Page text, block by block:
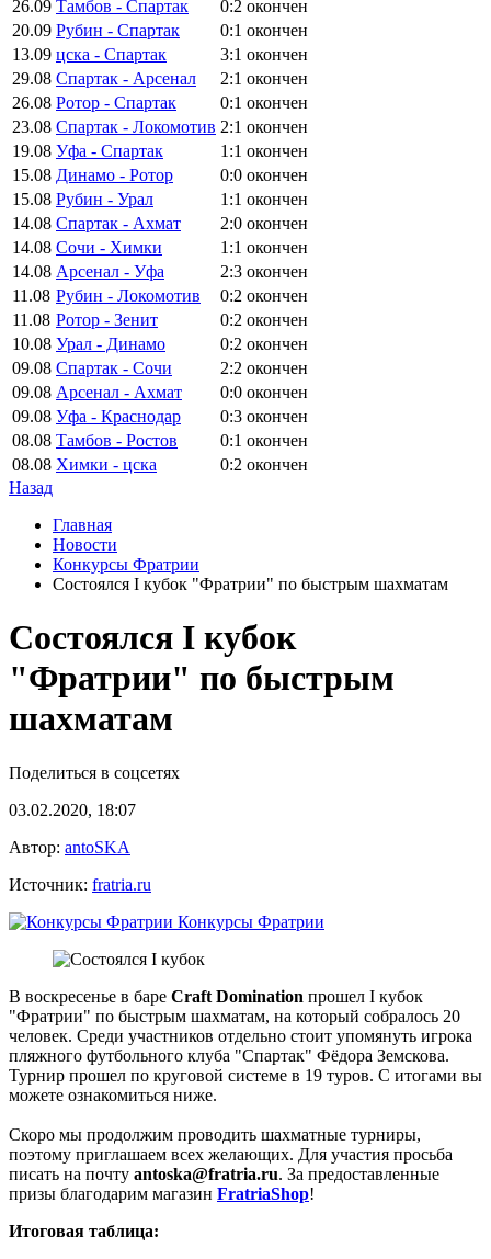
26.09 Тамбов - Спартак 0:2 окончен
20.09 Рубин - Спартак 0:1 окончен
13.09 цска - Спартак 3:1 окончен
29.08 Спартак - Арсенал 2:1 окончен
26.08 Ротор - Спартак 0:1 окончен
23.08 Спартак - Локомотив 2:1 окончен
19.08 Уфа - Спартак 1:1 окончен
15.08 Динамо - Ротор 0:0 окончен
15.08 Рубин - Урал 1:1 окончен
14.08 Спартак - Ахмат 2:0 окончен
14.08 Сочи - Химки 1:1 окончен
14.08 Арсенал - Уфа 2:3 окончен
11.08 Рубин - Локомотив 0:2 окончен
11.08 Ротор - Зенит 0:2 окончен
10.08 Урал - Динамо 0:2 окончен
09.08 Спартак - Сочи 2:2 окончен
09.08 Арсенал - Ахмат 0:0 окончен
09.08 Уфа - Краснодар 0:3 окончен
08.08 Тамбов - Ростов 0:1 окончен
08.08 Химки - цска 0:2 окончен
Назад
Главная
Новости
Конкурсы Фратрии
Состоялся I кубок "Фратрии" по быстрым шахматам
Состоялся I кубок
"Фратрии" по быстрым
шахматам
Поделиться в соцсетях
03.02.2020, 18:07
Автор: antoSKA
Источник: fratria.ru
Конкурсы Фратрии
В воскресенье в баре Craft Domination прошел I кубок
"Фратрии" по быстрым шахматам, на который собралось 20
человек. Среди участников отдельно стоит упомянуть игрока
пляжного футбольного клуба "Спартак" Фёдора Земскова.
Турнир прошел по круговой системе в 19 туров. С итогами вы
можете ознакомиться ниже.
Скоро мы продолжим проводить шахматные турниры,
поэтому приглашаем всех желающих. Для участия просьба
писать на почту antoska@fratria.ru. За предоставленные
призы благодарим магазин FratriaShop!
Итоговая таблица: